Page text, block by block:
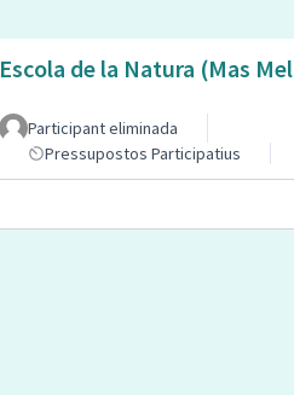
Escola de la Natura (Mas
Participant eliminada
Pressupostos Participatius